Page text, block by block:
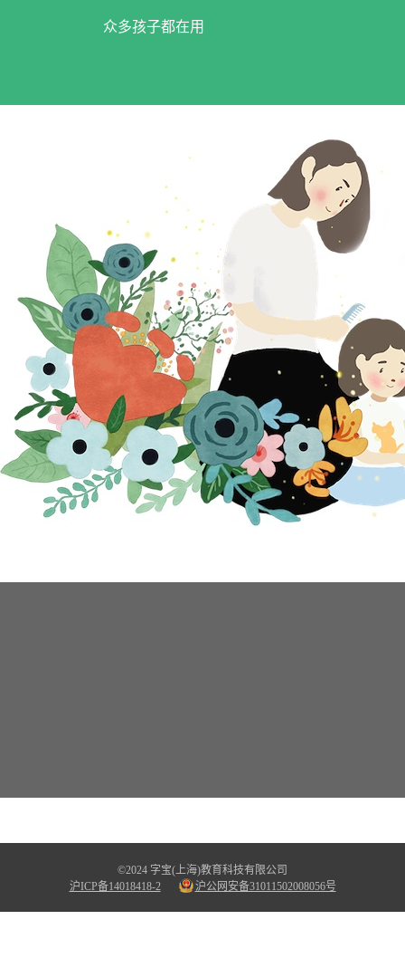
众多孩子都在用
©2024 字宝(上海)教育科技有限公司
沪ICP备14018418-2
沪公网安备31011502008056号